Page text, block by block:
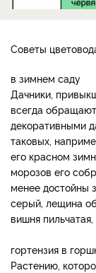
Советы
в зимнем саду
Дачники,
всегда
декоративными
таковых,
его красном
морозов его
менее достойны
серый, лещина
вишня
гортензия в
Растению,